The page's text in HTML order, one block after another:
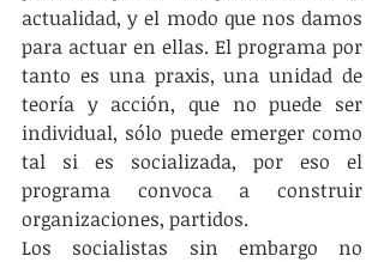
actualidad, y el modo que nos damos
para actuar en ellas. El programa por
tanto es una praxis, una unidad de
teoría y acción, que no puede ser
individual, sólo puede emerger como
tal si es socializada, por eso el
programa convoca a construir
organizaciones, partidos.
Los socialistas sin embargo no